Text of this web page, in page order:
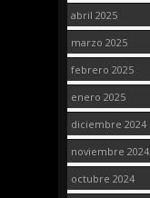
abril 2025
marzo 2025
febrero 2025
enero 2025
diciembre 2024
noviembre 2024
octubre 2024